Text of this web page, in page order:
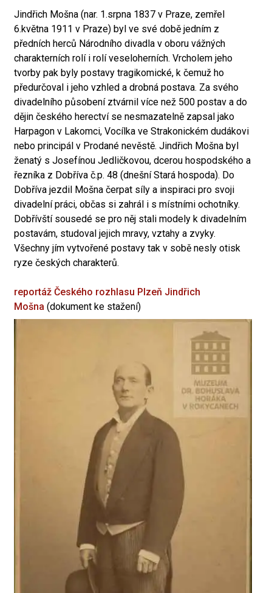
Jindřich Mošna (nar. 1.srpna 1837 v Praze, zemřel
6.května 1911 v Praze) byl ve své době jedním z
předních herců Národního divadla v oboru vážných
charakterních rolí i rolí veseloherních. Vrcholem jeho
tvorby pak byly postavy tragikomické, k čemuž ho
předurčoval i jeho vzhled a drobná postava. Za svého
divadelního působení ztvárnil více než 500 postav a do
dějin českého herectví se nesmazatelně zapsal jako
Harpagon v Lakomci, Vocílka ve Strakonickém dudákovi
nebo principál v Prodané nevěstě. Jindřich Mošna byl
ženatý s Josefínou Jedličkovou, dcerou hospodského a
řezníka z Dobříva č.p. 48 (dnešní Stará hospoda). Do
Dobříva jezdil Mošna čerpat síly a inspiraci pro svoji
divadelní práci, občas si zahrál i s místními ochotníky.
Dobřívští sousedé se pro něj stali modely k divadelním
postavám, studoval jejich mravy, vztahy a zvyky.
Všechny jím vytvořené postavy tak v sobě nesly otisk
ryze českých charakterů.
reportáž Českého rozhlasu Plzeň Jindřich
Mošna (dokument ke stažení)